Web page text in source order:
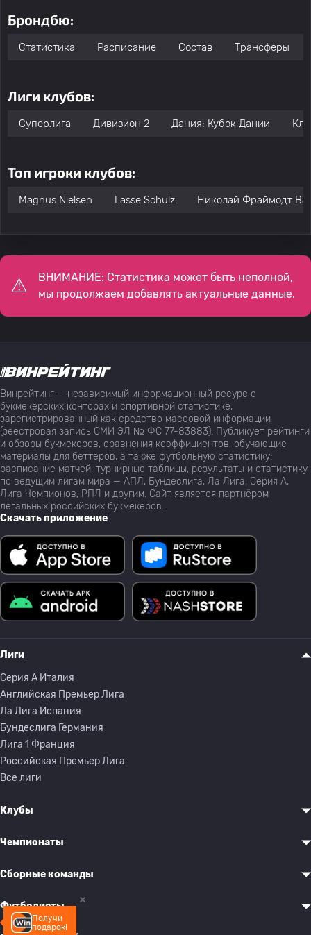
Брондбю:
Статистика Расписание Состав Трансферы
Лиги клубов:
Суперлига Дивизион 2 Дания: Кубок Дании
Топ игроки клубов:
Magnus Nielsen Lasse Schulz Николай Фраймодт
ВНИМАНИЕ: Статистика может быть неполной,
мы продолжаем добавлять актуальные данные.
Получи
подарок!
Винрейтинг — независимый информационный ресурс о
букмекерских конторах и спортивной статистике,
зарегистрированный как средство массовой информации
(реестровая запись СМИ ЭЛ № ФС 77-83883). Публикует рейтинги
и обзоры букмекеров, сравнения коэффициентов, обучающие
материалы для беттеров, а также футбольную статистику:
расписание матчей, турнирные таблицы, результаты и статистику
по ведущим лигам мира — АПЛ, Бундеслига, Ла Лига, Серия А,
Лига Чемпионов, РПЛ и другим. Сайт является партнёром
легальных российских букмекеров.
Скачать приложение
Лиги
Серия A Италия
Английская Премьер Лига
Ла Лига Испания
Бундеслига Германия
Лига 1 Франция
Российская Премьер Лига
Все лиги
Клубы
Чемпионаты
Сборные команды
Футболисты